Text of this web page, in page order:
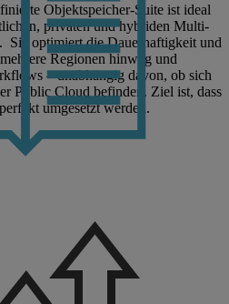
Objektspeicher-Suite ist ideal
privaten und hybriden Multi-
Sie optimiert die Dauerhaftigkeit und
Regionen hinweg und
– unabhängig davon, ob sich
Public Cloud befinden. Ziel ist, dass
umgesetzt werden.